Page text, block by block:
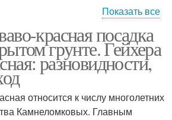
Показать все
красная посадка
грунте. Гейхера
разновидности,
относится к числу многолетних
Камнеломковых. Главным